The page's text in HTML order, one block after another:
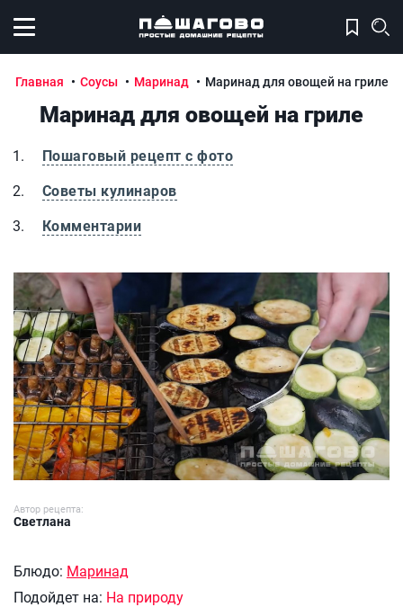
Открыть меню
Главная Соусы Маринад Маринад для овощей на гриле
Маринад для овощей на гриле
Пошаговый рецепт с фото
Советы кулинаров
Комментарии
Маринад для овощей на гриле
Автор рецепта:
Светлана
Блюдо: Маринад
Подойдет на: На природу